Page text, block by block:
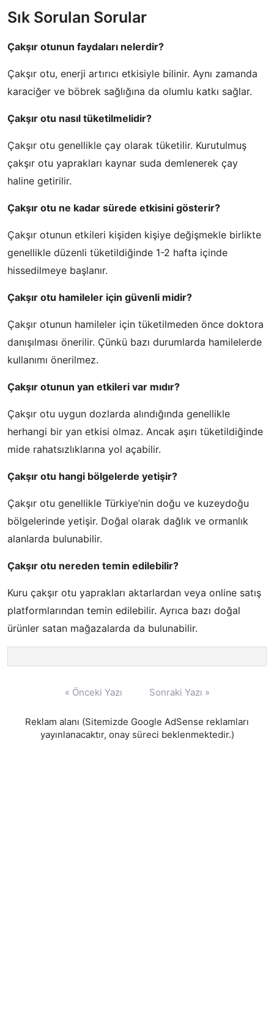
Sık Sorulan Sorular
Çakşır otunun faydaları nelerdir?
Çakşır otu, enerji artırıcı etkisiyle bilinir. Aynı zamanda
karaciğer ve böbrek sağlığına da olumlu katkı sağlar.
Çakşır otu nasıl tüketilmelidir?
Çakşır otu genellikle çay olarak tüketilir. Kurutulmuş
çakşır otu yaprakları kaynar suda demlenerek çay
haline getirilir.
Çakşır otu ne kadar sürede etkisini gösterir?
Çakşır otunun etkileri kişiden kişiye değişmekle birlikte
genellikle düzenli tüketildiğinde 1-2 hafta içinde
hissedilmeye başlanır.
Çakşır otu hamileler için güvenli midir?
Çakşır otunun hamileler için tüketilmeden önce doktora
danışılması önerilir. Çünkü bazı durumlarda hamilelerde
kullanımı önerilmez.
Çakşır otunun yan etkileri var mıdır?
Çakşır otu uygun dozlarda alındığında genellikle
herhangi bir yan etkisi olmaz. Ancak aşırı tüketildiğinde
mide rahatsızlıklarına yol açabilir.
Çakşır otu hangi bölgelerde yetişir?
Çakşır otu genellikle Türkiye’nin doğu ve kuzeydoğu
bölgelerinde yetişir. Doğal olarak dağlık ve ormanlık
alanlarda bulunabilir.
Çakşır otu nereden temin edilebilir?
Kuru çakşır otu yaprakları aktarlardan veya online satış
platformlarından temin edilebilir. Ayrıca bazı doğal
ürünler satan mağazalarda da bulunabilir.
« Önceki Yazı Sonraki Yazı »
Reklam alanı (Sitemizde Google AdSense reklamları
yayınlanacaktır, onay süreci beklenmektedir.)